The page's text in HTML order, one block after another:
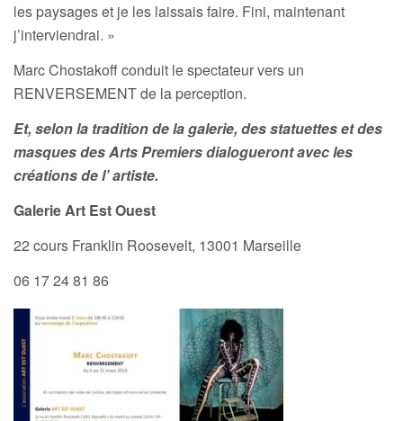
les paysages et je les laissais faire. Fini, maintenant
j’interviendrai. »
Marc Chostakoff conduit le spectateur vers un
RENVERSEMENT de la perception.
Et, selon la tradition de la galerie, des statuettes et des
masques des Arts Premiers dialogueront avec les
créations de l’ artiste.
Galerie Art Est Ouest
22 cours Franklin Roosevelt, 13001 Marseille
06 17 24 81 86